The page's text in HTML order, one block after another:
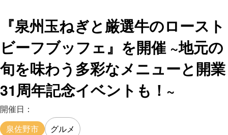
『泉州玉ねぎと厳選牛のロースト
ビーフブッフェ』を開催 ~地元の
旬を味わう多彩なメニューと開業
31周年記念イベントも！~
開催日：
泉佐野市
グルメ